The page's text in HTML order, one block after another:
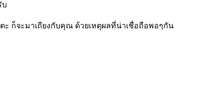
บ
ก็จะมาเถียงกับคุณ ด้วยเหตุผลที่น่าเชื่อถือพอๆกัน